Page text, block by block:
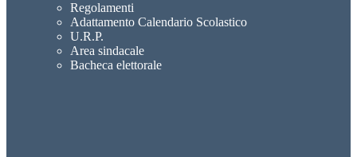
Regolamenti
Adattamento Calendario Scolastico
U.R.P.
Area sindacale
Bacheca elettorale